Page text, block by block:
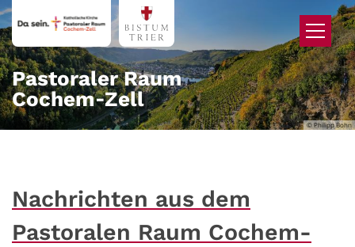
Zum Inhalt springen
© Philipp Bohn
Pastoraler Raum
Cochem‑Zell
Nachrichten aus dem
Pastoralen Raum Cochem-